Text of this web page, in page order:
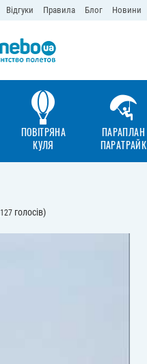
Відгуки Правила Блог Новини
ПОВІТРЯНА
КУЛЯ
ПАРАПЛАН
ПАРАТРАЙК
127 голосів)